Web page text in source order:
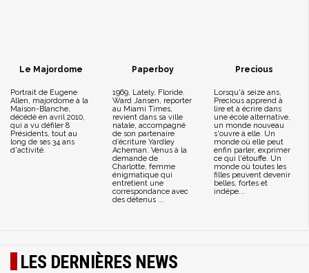
Le Majordome
Portrait de Eugene
Allen, majordome à la
Maison-Blanche,
décédé en avril 2010,
qui a vu défiler 8
Présidents, tout au
long de ses 34 ans
d'activité.
Paperboy
1969, Lately, Floride.
Ward Jansen, reporter
au Miami Times,
revient dans sa ville
natale, accompagné
de son partenaire
d’écriture Yardley
Acheman. Venus à la
demande de
Charlotte, femme
énigmatique qui
entretient une
correspondance avec
des détenus ...
Precious
Lorsqu'à seize ans,
Precious apprend à
lire et à écrire dans
une école alternative,
un monde nouveau
s'ouvre à elle. Un
monde où elle peut
enfin parler, exprimer
ce qui l'étouffe. Un
monde où toutes les
filles peuvent devenir
belles, fortes et
indépe...
LES DERNIÈRES NEWS